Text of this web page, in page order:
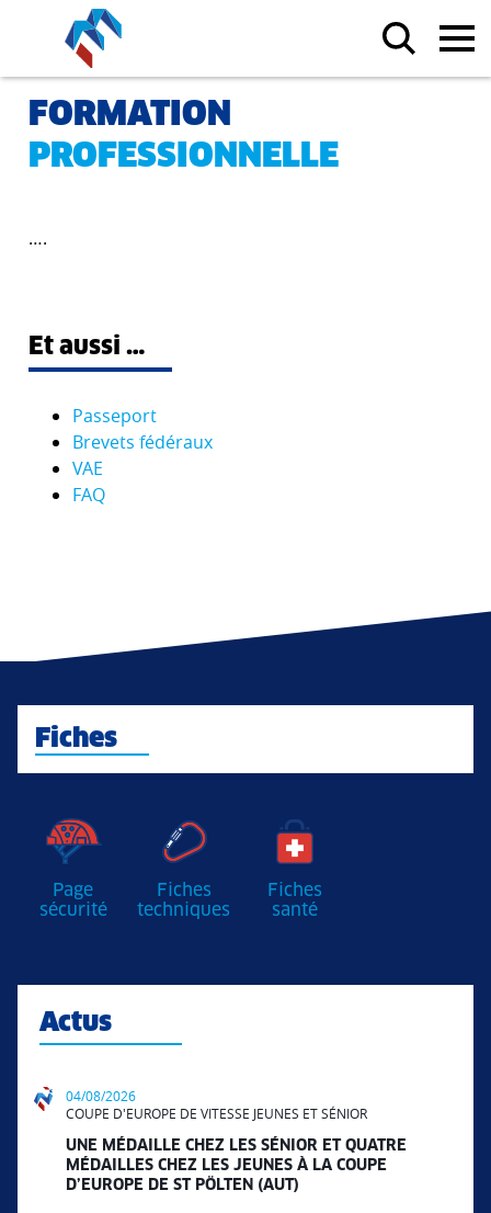
FORMATION
PROFESSIONNELLE
….
Et aussi …
Passeport
Brevets fédéraux
VAE
FAQ
Fiches
Page
sécurité
Fiches
techniques
Fiches
santé
Actus
04/08/2026
COUPE D'EUROPE DE VITESSE JEUNES ET SÉNIOR
UNE MÉDAILLE CHEZ LES SÉNIOR ET QUATRE
MÉDAILLES CHEZ LES JEUNES À LA COUPE
D’EUROPE DE ST PÖLTEN (AUT)